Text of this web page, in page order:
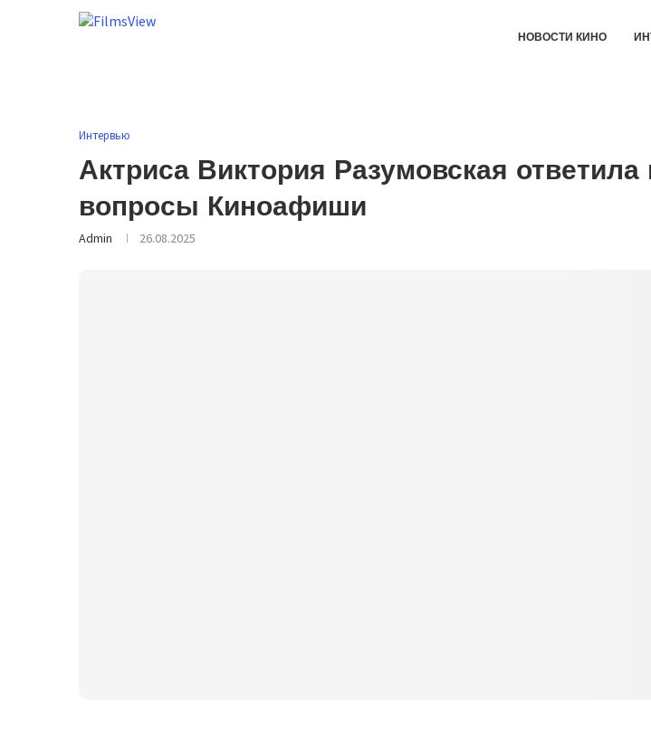
НОВОСТИ КИНО
Интервью
Актриса Виктория Разумовская ответила
вопросы Киноафиши
Admin 26.08.2025